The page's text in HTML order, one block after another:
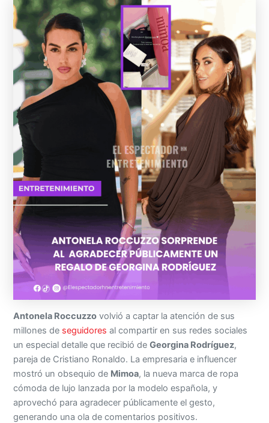
Antonela Roccuzzo volvió a captar la atención de sus
millones de seguidores al compartir en sus redes sociales
un especial detalle que recibió deGeorgina Rodríguez,
pareja de Cristiano Ronaldo. La empresaria e influencer
mostró un obsequio de Mimoa, la nueva marca de ropa
cómoda de lujo lanzada por la modelo española, y
aprovechó para agradecer públicamente el gesto,
generando una ola de comentarios positivos.